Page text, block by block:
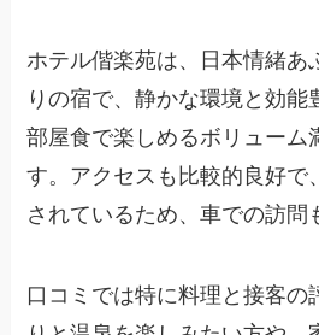
ホテル偕楽苑は、日本情緒あ
りの宿で、静かな環境と効能
部屋食で楽しめるボリューム
す。アクセスも比較的良好で
されているため、車での訪問
口コミでは特に料理と接客の